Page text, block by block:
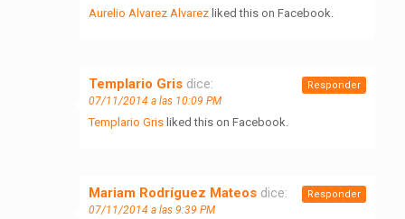
Aurelio Alvarez Alvarez liked this on Facebook.
Templario Gris dice:
07/11/2014 a las 10:09 PM
Templario Gris liked this on Facebook.
Responder
Mariam Rodríguez Mateos dice:
07/11/2014 a las 9:39 PM
Responder